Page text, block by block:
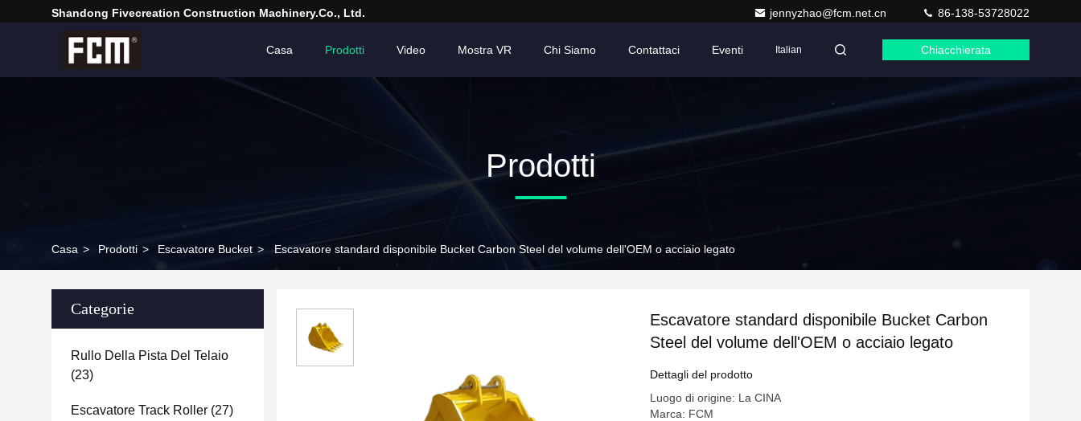
Shandong Fivecreation Construction Machinery.Co., Ltd. jennyzhao@fcm.net.cn 86-138-53728022
Casa Prodotti Video Mostra VR Chi Siamo Contattaci Eventi Italian Chiacchierata
Prodotti
Casa > Prodotti > Escavatore Bucket > Escavatore standard disponibile Bucket Carbon Steel del volume dell'OEM o acciaio legato
Categorie
Rullo Della Pista Del Telaio
(23)
Escavatore Track Roller (27)
Escavatore standard disponibile Bucket Carbon
Steel del volume dell'OEM o acciaio legato
Dettagli del prodotto
Luogo di origine: La CINA
Marca: FCM